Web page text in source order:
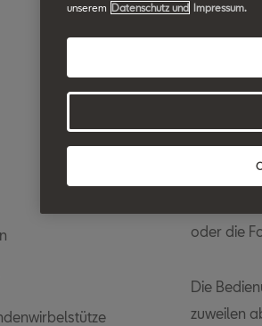
Die
oder die
Die
zuweilen
unserem
Datenschutz und Impressum.